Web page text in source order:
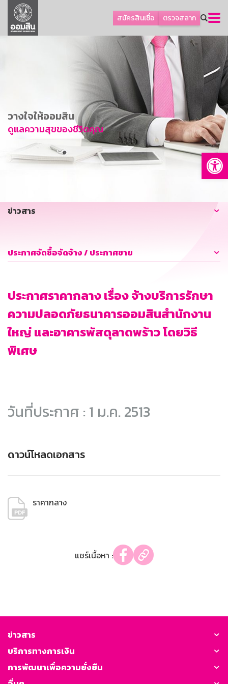
สมัครสินเชื่อ ตรวจสลาก
ลูกค้าธุรกิจ
ลูกค้าผู้ประกอบรายย่อย
การพัฒนาที่ยั่งยืน
ข่าวสาร
บริการทางการเงิน
อื่นๆ
วางใจให้ออมสิน
ดูแลความสุขของชีวิตคุณ
ข่าวสาร
ประกาศจัดซื้อจัดจ้าง / ประกาศขาย
ประกาศราคากลาง เรื่อง จ้างบริการรักษา
ความปลอดภัยธนาคารออมสินสำนักงาน
ใหญ่ และอาคารพัสดุลาดพร้าว โดยวิธี
พิเศษ
วันที่ประกาศ : 1 ม.ค. 2513
ดาวน์โหลดเอกสาร
ราคากลาง
แชร์เนื้อหา :
ข่าวสาร
บริการทางการเงิน
การพัฒนาเพื่อความยั่งยืน